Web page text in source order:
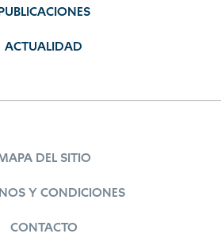
PUBLICACIONES
ACTUALIDAD
DEL SITIO
Y CONDICIONES
CONTACTO